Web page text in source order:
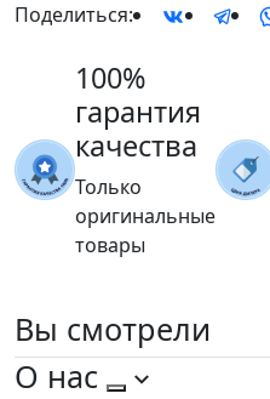
Поделиться:
100%
гарантия
качества
Только
оригинальные
товары
Вы смотрели
О нас